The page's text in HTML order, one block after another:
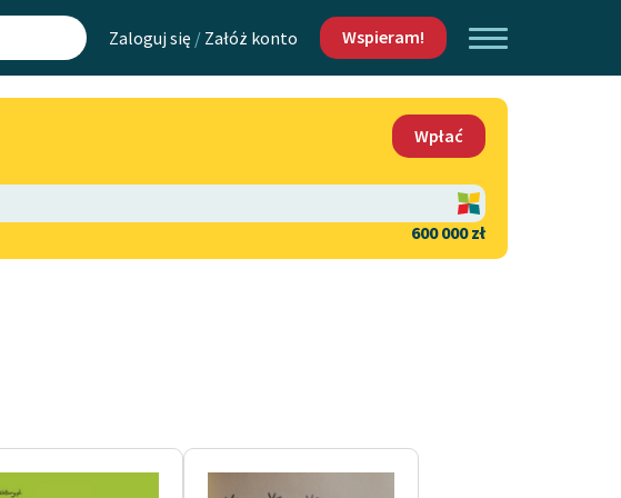
Zaloguj się / Załóż konto Wspieram!
Mapa Wolnych Lektur
Leśmianator
Przewodnik dla piszących i
Widget Wolnych Lektur
Przypisy
Kontakt
O projekcie
Zespół
Materiały promocyjne
Wpłać
600 000 zł